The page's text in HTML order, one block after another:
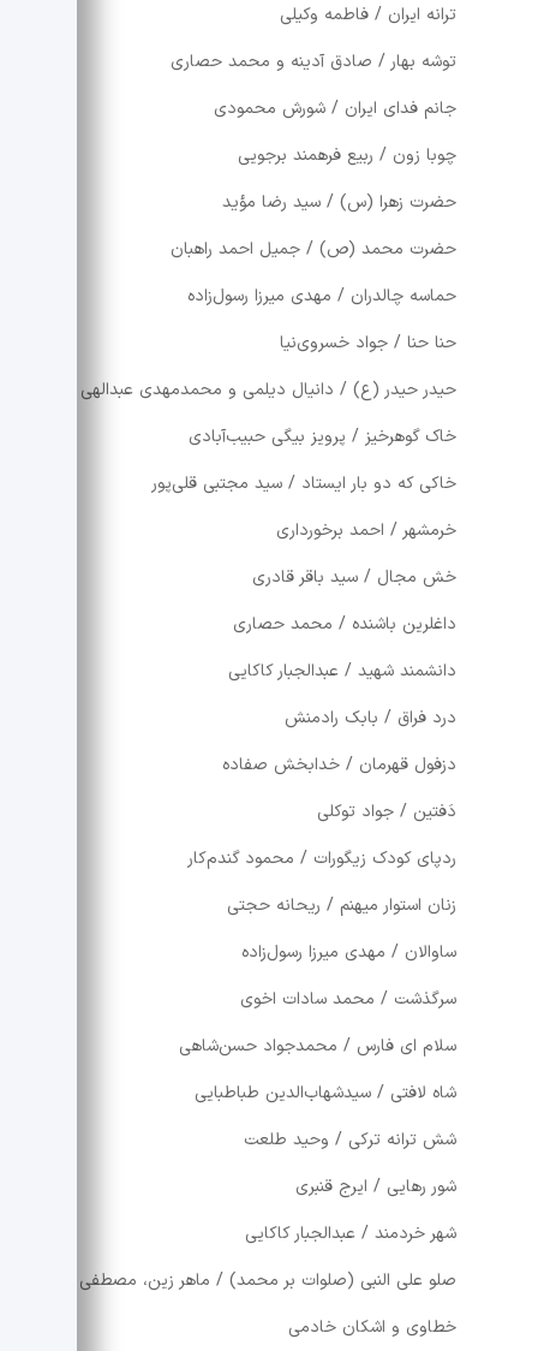
ترانه ایران / فاطمه وکیلی
توشه بهار / صادق آدینه و محمد حصاری
جانم فدای ایران / شورش محمودی
چوبا زون / ربیع فرهمند برجویی
حضرت زهرا (س) / سید رضا مؤید
حضرت محمد (ص) / جمیل احمد راهبان
حماسه چالدران / مهدی میرزا رسول‌زاده
حنا حنا / جواد خسروی‌نیا
حیدر حیدر (ع) / دانیال دیلمی و محمدمهدی عبدالهی
خاک گوهرخیز / پرویز بیگی حبیب‌آبادی
خاکی که دو بار ایستاد / سید مجتبی قلی‌پور
خرمشهر / احمد برخورداری
خش مجال / سید باقر قادری
داغلرین باشنده / محمد حصاری
دانشمند شهید / عبدالجبار کاکایی
درد فراق / بابک رادمنش
دزفول قهرمان / خدابخش صفاده
دَفتین / جواد توکلی
ردپای کودک زیگورات / محمود گندم‌کار
زنان استوار میهنم / ریحانه حجتی
ساوالان / مهدی میرزا رسول‌زاده
سرگذشت / محمد سادات اخوی
سلام ای فارس / محمدجواد حسن‌شاهی
شاه لافتی / سیدشهاب‌الدین طباطبایی
شش ترانه ترکی / وحید طلعت
شور رهایی / ایرج قنبری
شهر خردمند / عبدالجبار کاکایی
صلو علی النبی (صلوات بر محمد) / ماهر زین، مصطفی
خطاوی و اشکان خادمی